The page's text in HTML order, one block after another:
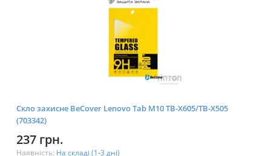
Скло захисне BeCover Lenovo Tab M10 TB-X605/TB-X505
(703342)
237 грн.
Наявність: На складі (1-3 дні)